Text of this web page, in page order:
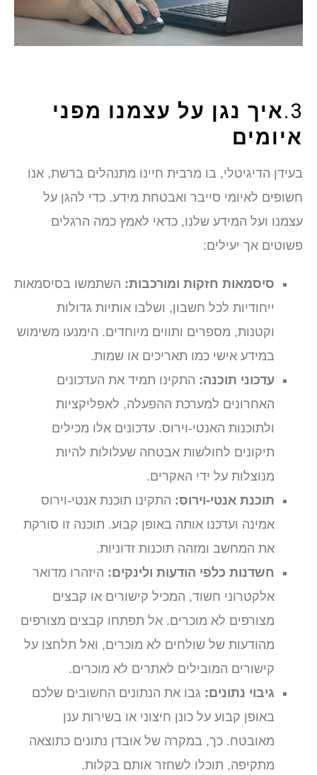
איך נגן על עצמנו מפני
איומים
בעידן הדיגיטלי, בו מרבית חיינו מתנהלים ברשת, אנו
חשופים לאיומי סייבר ואבטחת מידע. כדי להגן על
עצמנו ועל המידע שלנו, כדאי לאמץ כמה הרגלים
פשוטים אך יעילים:
סיסמאות חזקות ומורכבות:השתמשו בסיסמאות
ייחודיות לכל חשבון, ושלבו אותיות גדולות
וקטנות, מספרים ותווים מיוחדים. הימנעו משימוש
במידע אישי כמו תאריכים או שמות.
עדכוני תוכנה:התקינו תמיד את העדכונים
האחרונים למערכת ההפעלה, לאפליקציות
ולתוכנות האנטי-וירוס. עדכונים אלו מכילים
תיקונים לחולשות אבטחה שעלולות להיות
מנוצלות על ידי האקרים.
תוכנת אנטי-וירוס:התקינו תוכנת אנטי-וירוס
אמינה ועדכנו אותה באופן קבוע. תוכנה זו סורקת
את המחשב ומזהה תוכנות זדוניות.
חשדנות כלפי הודעות ולינקים:היזהרו מדואר
אלקטרוני חשוד, המכיל קישורים או קבצים
מצורפים לא מוכרים. אל תפתחו קבצים מצורפים
מהודעות של שולחים לא מוכרים, ואל תלחצו על
קישורים המובילים לאתרים לא מוכרים.
גיבוי נתונים:גבו את הנתונים החשובים שלכם
באופן קבוע על כונן חיצוני או בשירות ענן
מאובטח. כך, במקרה של אובדן נתונים כתוצאה
מתקיפה, תוכלו לשחזר אותם בקלות.